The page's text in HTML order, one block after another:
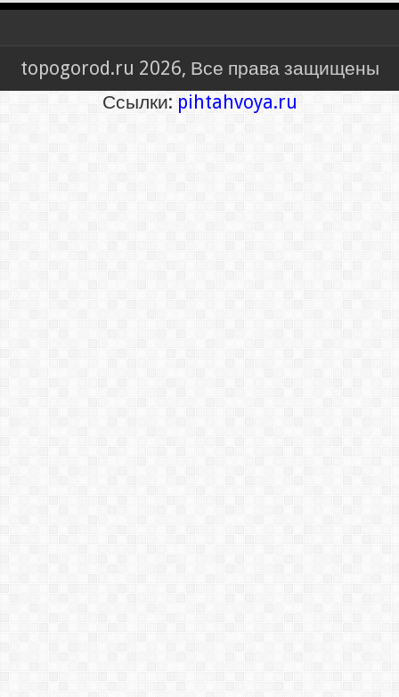
topogorod.ru 2026, Все права защищены
Ссылки: pihtahvoya.ru